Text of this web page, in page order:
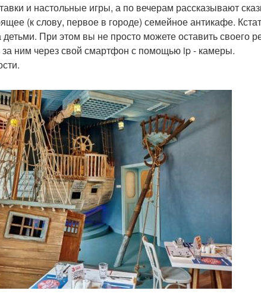
и настольные игры, а по вечерам рассказывают
(к слову, первое в городе) семейное антикафе.
При этом вы не просто можете оставить своего
ним через свой смартфон с помощью ip - камеры.